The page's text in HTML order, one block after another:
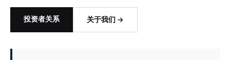
投资者关系 关于我们 →